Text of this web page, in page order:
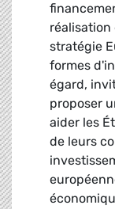
réalisation
stratégie
formes
égard,
proposer
aider les
de leurs